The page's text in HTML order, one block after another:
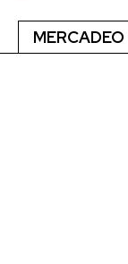
MERCADEO